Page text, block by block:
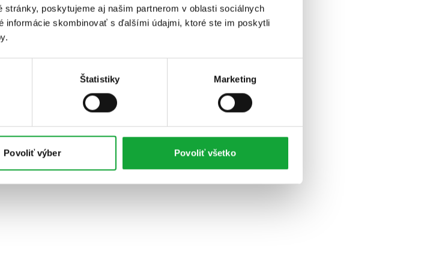
poskytujeme aj našim partnerom v oblasti sociálnych
informácie skombinovať s ďalšími údajmi, ktoré ste im poskytli
Štatistiky Marketing
Povoliť výber Povoliť všetko